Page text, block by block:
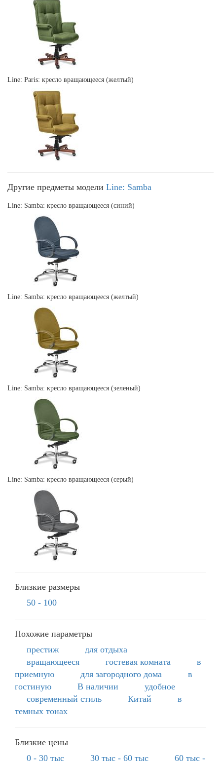
Line: Paris: кресло вращающееся (желтый)
Другие предметы модели Line: Samba
Line: Samba: кресло вращающееся (синий)
Line: Samba: кресло вращающееся (желтый)
Line: Samba: кресло вращающееся (зеленый)
Line: Samba: кресло вращающееся (серый)
Близкие размеры
50 - 100
Похожие параметры
престиж
для отдыха
вращающееся
гостевая комната
в
приемную
для загородного дома
в
гостиную
В наличии
удобное
современный стиль
Китай
в
темных тонах
Близкие цены
0 - 30 тыс
30 тыс - 60 тыс 60 тыс -